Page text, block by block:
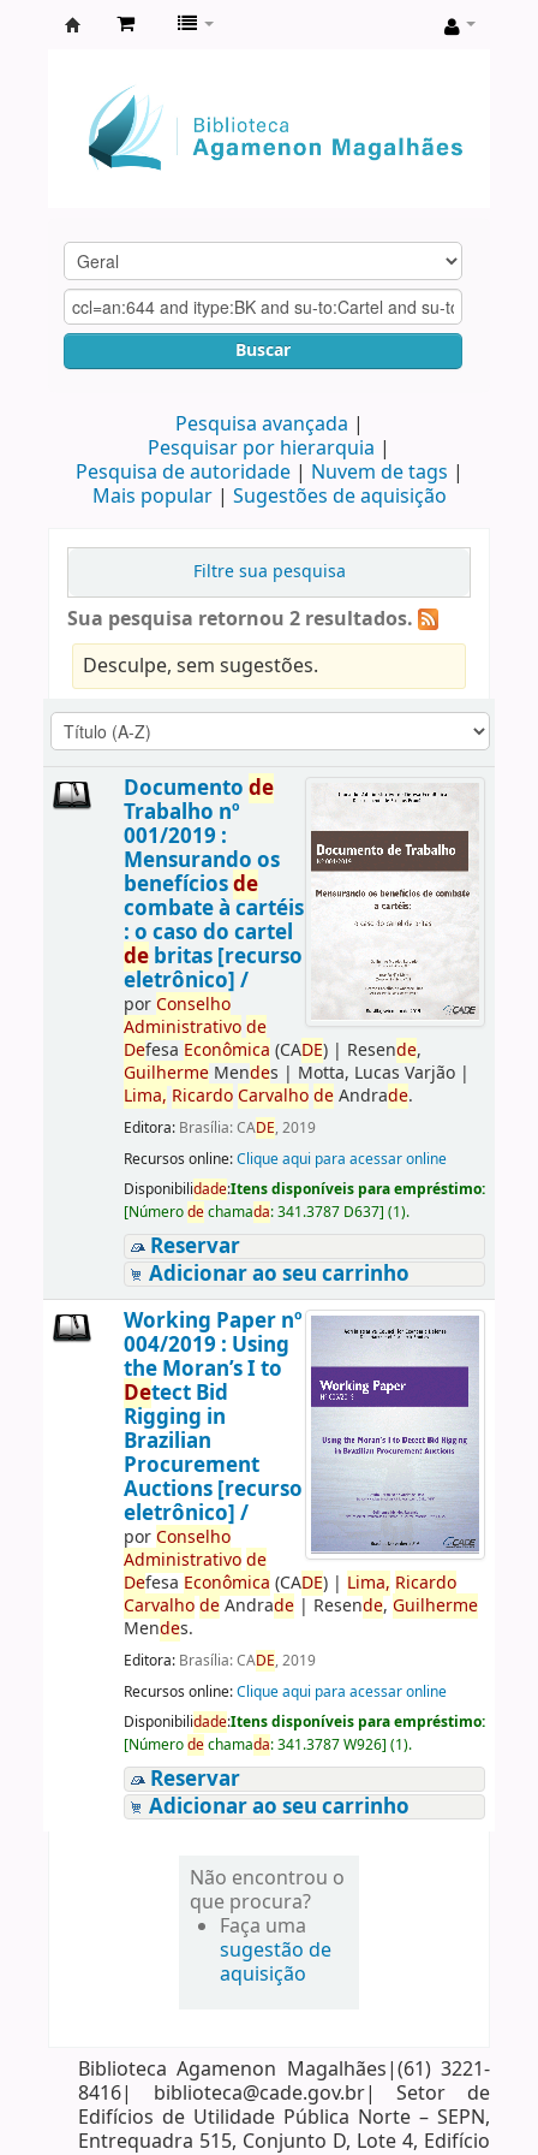
Agamenon
Magalhães
Buscar
Pesquisa avançada
Pesquisar por hierarquia
Pesquisa de autoridade
Nuvem de tags
Mais popular
Sugestões de aquisição
Filtre sua pesquisa
Sua pesquisa retornou 2 resultados.
Desculpe, sem sugestões.
Documento de
Trabalho nº
001/2019 :
Mensurando os
benefíciosde
combate à cartéis
: o caso do cartel
debritas [recurso
eletrônico] /
porConselho
Administrativo de
Defesa Econômica (CADE)| Resende,
GuilhermeMendes | Motta, Lucas Varjão|
Lima, Ricardo Carvalho deAndrade.
Editora: Brasília: CADE, 2019
Recursos online:Clique aqui para acessar online
Disponibilidade:Itens disponíveis para empréstimo:
[Númerodechamada:341.3787 D637] (1).
Reservar
Adicionar ao seu carrinho
Working Paper nº
004/2019 : Using
the Moran’s I to
Detect Bid
Rigging in
Brazilian
Procurement
Auctions [recurso
eletrônico] /
porConselho
Administrativo de
Defesa Econômica (CADE)| Lima, Ricardo
Carvalho deAndrade| Resende, Guilherme
Mendes.
Editora: Brasília: CADE, 2019
Recursos online:Clique aqui para acessar online
Disponibilidade:Itens disponíveis para empréstimo:
[Númerodechamada:341.3787 W926] (1).
Reservar
Adicionar ao seu carrinho
Não encontrou o
que procura?
Faça uma
sugestão de
aquisição
Biblioteca Agamenon Magalhães|(61) 3221-
8416| biblioteca@cade.gov.br| Setor de
Edifícios de Utilidade Pública Norte – SEPN,
Entrequadra 515, Conjunto D, Lote 4, Edifício